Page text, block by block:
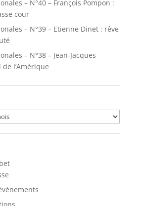
– N°40 – François Pompon :
cour
– N°39 – Etienne Dinet : rêve
– N°38 – Jean-Jacques
l’Amérique